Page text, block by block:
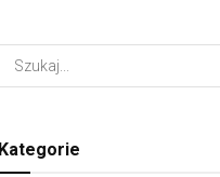
Kategorie